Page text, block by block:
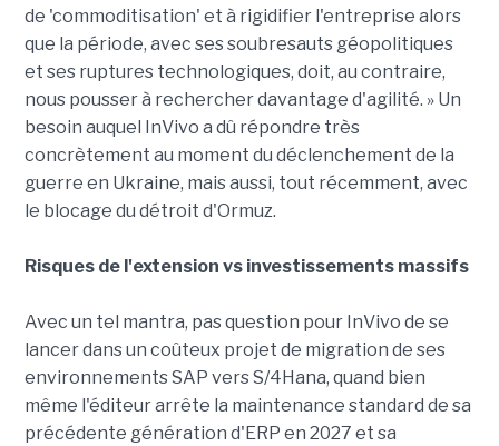
de 'commoditisation' et à rigidifier l'entreprise alors
que la période, avec ses soubresauts géopolitiques
et ses ruptures technologiques, doit, au contraire,
nous pousser à rechercher davantage d'agilité. » Un
besoin auquel InVivo a dû répondre très
concrètement au moment du déclenchement de la
guerre en Ukraine, mais aussi, tout récemment, avec
le blocage du détroit d'Ormuz.
Risques de l'extension vs investissements massifs
Avec un tel mantra, pas question pour InVivo de se
lancer dans un coûteux projet de migration de ses
environnements SAP vers S/4Hana, quand bien
même l'éditeur arrête la maintenance standard de sa
précédente génération d'ERP en 2027 et sa